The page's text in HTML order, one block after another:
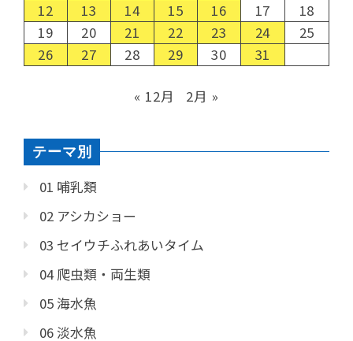
12
13 14 15 16 17
18
19
20 21 22 23 24
25
26
27 28 29 30 31
« 12月 2月 »
テーマ別
01 哺乳類
02 アシカショー
03 セイウチふれあいタイム
04 爬虫類・両生類
05 海水魚
06 淡水魚